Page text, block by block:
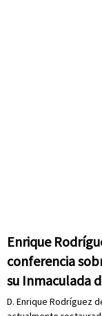
Enrique
conferencia
su Inmaculada
D. Enrique Rodríguez